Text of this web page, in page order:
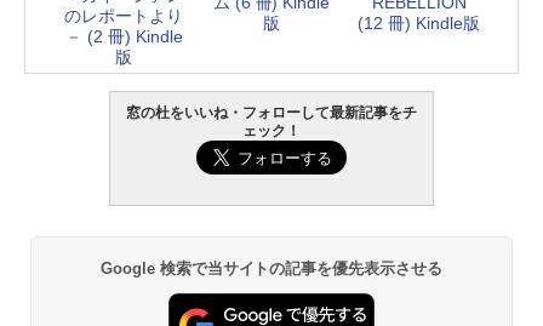
のレポートより
－ (2 冊) Kindle
版
版
(12 冊) Kindle版
窓の杜をいいね・フォローして最新記事をチ
ェック！
Google 検索で当サイトの記事を優先表示させる